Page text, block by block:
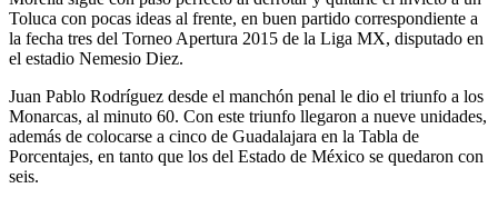
Toluca con pocas ideas al frente, en buen partido correspondiente a
la fecha tres del Torneo Apertura 2015 de la Liga MX, disputado en
el estadio Nemesio Diez.
Juan Pablo Rodríguez desde el manchón penal le dio el triunfo a los
Monarcas, al minuto 60. Con este triunfo llegaron a nueve unidades,
además de colocarse a cinco de Guadalajara en la Tabla de
Porcentajes, en tanto que los del Estado de México se quedaron con
seis.